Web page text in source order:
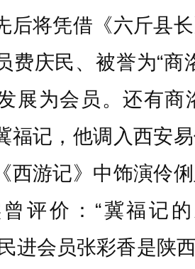
后将凭借《六斤县
费庆民、被誉为“商
展为会员。还有商
福记，他调入西安
西游记》中饰演伶
评价：“冀福记
进会员张彩香是陕